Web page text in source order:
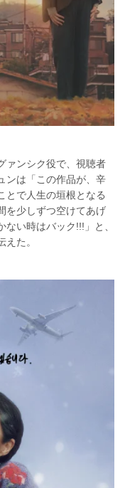
ァンシク役で、視聴者
ンは「この作品が、辛
とで人生の垣根となる
を少しずつ空けてあげ
い時はバック!!!」と、
た。